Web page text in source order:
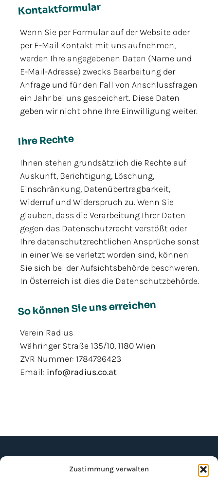
Zustimmung verwalten
Kontaktformular
Wenn Sie per Formular auf der Website oder
per E-Mail Kontakt mit uns aufnehmen,
werden Ihre angegebenen Daten (Name und
E-Mail-Adresse) zwecks Bearbeitung der
Anfrage und für den Fall von Anschlussfragen
ein Jahr bei uns gespeichert. Diese Daten
geben wir nicht ohne Ihre Einwilligung weiter.
Ihre Rechte
Ihnen stehen grundsätzlich die Rechte auf
Auskunft, Berichtigung, Löschung,
Einschränkung, Datenübertragbarkeit,
Widerruf und Widerspruch zu. Wenn Sie
glauben, dass die Verarbeitung Ihrer Daten
gegen das Datenschutzrecht verstößt oder
Ihre datenschutzrechtlichen Ansprüche sonst
in einer Weise verletzt worden sind, können
Sie sich bei der Aufsichtsbehörde beschweren.
In Österreich ist dies die Datenschutzbehörde.
So können Sie uns erreichen
Verein Radius
Währinger Straße 135/10, 1180 Wien
ZVR Nummer: 1784796423
Email: info@radius.co.at